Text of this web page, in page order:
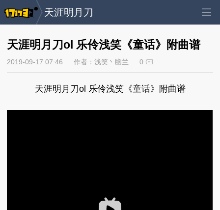
天涯明月刀
天涯明月刀ol 乐伶浅笑《童话》附曲谱
2019-09-17 07:46 作者：浅笑丶幽兰 0
天涯明月刀ol 乐伶浅笑《童话》附曲谱